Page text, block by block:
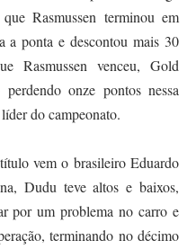
Rasmussen terminou em
a ponta e descontou mais 30
Rasmussen venceu, Gold
onze pontos nessa
do campeonato.
vem o brasileiro Eduardo
Dudu teve altos e baixos,
por um problema no carro e
terminando no décimo